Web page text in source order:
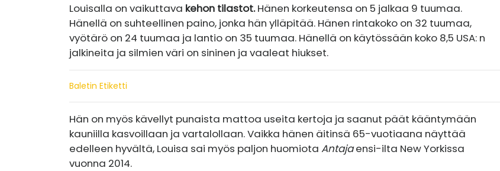
Louisalla on vaikuttava kehon tilastot.Hänen korkeutensa on 5 jalkaa 9 tuumaa.
Hänellä on suhteellinen paino, jonka hän ylläpitää. Hänen rintakoko on 32 tuumaa,
vyötärö on 24 tuumaa ja lantio on 35 tuumaa. Hänellä on käytössään koko 8,5 USA: n
jalkineita ja silmien väri on sininen ja vaaleat hiukset.
Baletin Etiketti
Hän on myös kävellyt punaista mattoa useita kertoja ja saanut päät kääntymään
kauniilla kasvoillaan ja vartalollaan. Vaikka hänen äitinsä 65-vuotiaana näyttää
edelleen hyvältä, Louisa sai myös paljon huomiota Antajaensi-ilta New Yorkissa
vuonna 2014.